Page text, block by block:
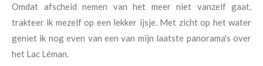
Omdat afscheid nemen van het meer niet vanzelf gaat,
trakteer ik mezelf op een lekker ijsje. Met zicht op het water
geniet ik nog even van een van mijn laatste panorama's over
het Lac Léman.